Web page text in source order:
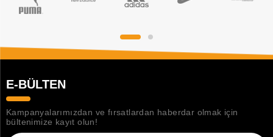
E-BÜLTEN
Kampanyalarımızdan ve fırsatlardan haberdar olmak için
bültenimize kayıt olun!